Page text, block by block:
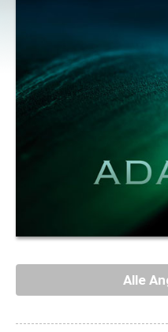
Alle